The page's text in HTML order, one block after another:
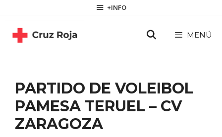
contenido
+INFO
MENÚ
PARTIDO DE VOLEIBOL
PAMESA TERUEL – CV
ZARAGOZA